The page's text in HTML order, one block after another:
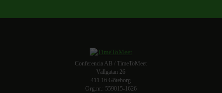
Conferencia AB / TimeToMeet
Vallgatan 26
411 16 Göteborg
Org.nr.: 559015-1626